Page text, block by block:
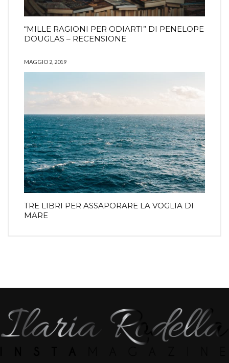
“MILLE RAGIONI PER ODIARTI” DI PENELOPE
DOUGLAS – RECENSIONE
MAGGIO 2, 2019
TRE LIBRI PER ASSAPORARE LA VOGLIA DI
MARE